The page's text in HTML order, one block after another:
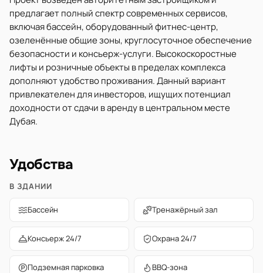
предлагает полный спектр современных сервисов,
включая бассейн, оборудованный фитнес-центр,
озеленённые общие зоны, круглосуточное обеспечение
безопасности и консьерж-услуги. Высокоскоростные
лифты и розничные объекты в пределах комплекса
дополняют удобство проживания. Данный вариант
привлекателен для инвесторов, ищущих потенциал
доходности от сдачи в аренду в центральном месте
Дубая.
Удобства
В ЗДАНИИ
Бассейн Тренажёрный зал
Консьерж 24/7 Охрана 24/7
Подземная парковка BBQ-зона